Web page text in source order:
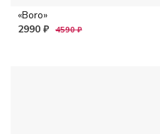
«Boro»
2990 ₽ 4590 ₽